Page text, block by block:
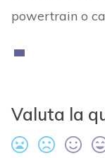
powertrain o
Valuta la